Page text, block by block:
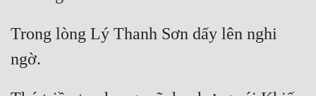
Trong lòng Lý Thanh Sơn dấy lên nghi